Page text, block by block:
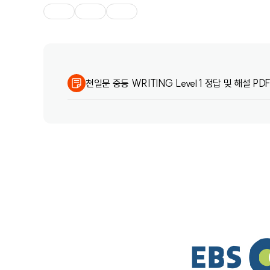
천일문 중등 WRITING Level 1 정답 및 해설